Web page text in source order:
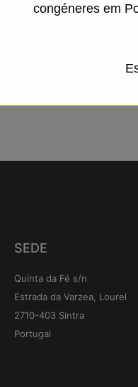
SEDE
Quinta da Fé s/n
Estrada da Varzea, Lourel
2710-403 Sintra
Portugal
congéneres em